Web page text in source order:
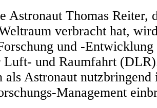
Astronaut Thomas Reiter,
verbracht hat,
und -Entwicklung
Luft- und Raumfahrt
als Astronaut
Management